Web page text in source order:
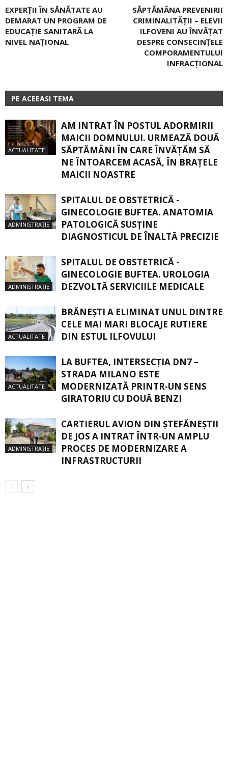
EXPERȚII ÎN SĂNĂTATE AU
DEMARAT UN PROGRAM DE
EDUCAȚIE SANITARĂ LA
NIVEL NAȚIONAL
SĂPTĂMÂNA PREVENIRII
CRIMINALITĂȚII – ELEVII
ILFOVENI AU ÎNVĂȚAT
DESPRE CONSECINȚELE
COMPORAMENTULUI
INFRACȚIONAL
PE ACEEASI TEMA
ACTUALITATE
AM INTRAT ÎN POSTUL ADORMIRII
MAICII DOMNULUI. URMEAZĂ DOUĂ
SĂPTĂMÂNI ÎN CARE ÎNVĂŢĂM SĂ
NE ÎNTOARCEM ACASĂ, ÎN BRAŢELE
MAICII NOASTRE
ADMINISTRAȚIE
SPITALUL DE OBSTETRICĂ -
GINECOLOGIE BUFTEA. ANATOMIA
PATOLOGICĂ SUSŢINE
DIAGNOSTICUL DE ÎNALTĂ PRECIZIE
ADMINISTRAȚIE
SPITALUL DE OBSTETRICĂ -
GINECOLOGIE BUFTEA. UROLOGIA
DEZVOLTĂ SERVICIILE MEDICALE
ACTUALITATE
BRĂNEȘTI A ELIMINAT UNUL DINTRE
CELE MAI MARI BLOCAJE RUTIERE
DIN ESTUL ILFOVULUI
ACTUALITATE
LA BUFTEA, INTERSECŢIA DN7 –
STRADA MILANO ESTE
MODERNIZATĂ PRINTR-UN SENS
GIRATORIU CU DOUĂ BENZI
ADMINISTRAȚIE
CARTIERUL AVION DIN ŞTEFĂNEŞTII
DE JOS A INTRAT ÎNTR-UN AMPLU
PROCES DE MODERNIZARE A
INFRASTRUCTURII